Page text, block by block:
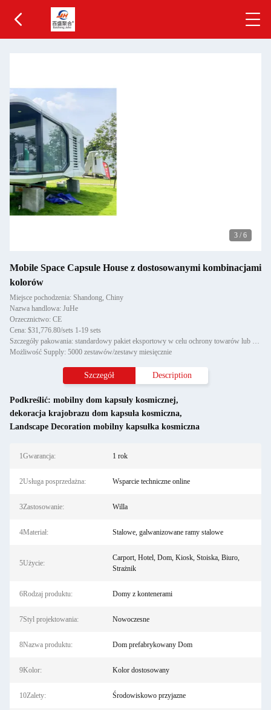
3 / 6
Mobile Space Capsule House z dostosowanymi kombinacjami
kolorów
Miejsce pochodzenia: Shandong, Chiny
Nazwa handlowa: JuHe
Orzecznictwo: CE
Cena: $31,776.80/sets 1-19 sets
Szczegóły pakowania: standardowy pakiet eksportowy w celu ochrony towarów lub wymogów klienta
Możliwość Supply: 5000 zestawów/zestawy miesięcznie
Szczegół Description
Podkreślić: mobilny dom kapsuły kosmicznej,
dekoracja krajobrazu dom kapsuła kosmiczna,
Landscape Decoration mobilny kapsułka kosmiczna
1Gwarancja: 1 rok
2Usługa posprzedażna: Wsparcie techniczne online
3Zastosowanie: Willa
4Materiał: Stalowe, galwanizowane ramy stalowe
5Użycie:
Carport, Hotel, Dom, Kiosk, Stoiska, Biuro,
Strażnik
6Rodzaj produktu: Domy z kontenerami
7Styl projektowania: Nowoczesne
8Nazwa produktu: Dom prefabrykowany Dom
9Kolor: Kolor dostosowany
10Zalety: Środowiskowo przyjazne